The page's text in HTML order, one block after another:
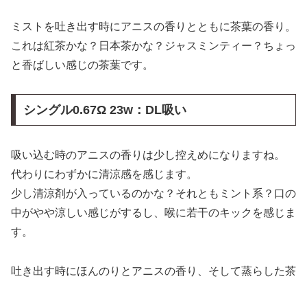
ミストを吐き出す時にアニスの香りとともに茶葉の香り。
これは紅茶かな？日本茶かな？ジャスミンティー？ちょっ
と香ばしい感じの茶葉です。
シングル0.67Ω 23w：DL吸い
吸い込む時のアニスの香りは少し控えめになりますね。
代わりにわずかに清涼感を感じます。
少し清涼剤が入っているのかな？それともミント系？口の
中がやや涼しい感じがするし、喉に若干のキックを感じま
す。
吐き出す時にほんのりとアニスの香り、そして蒸らした茶